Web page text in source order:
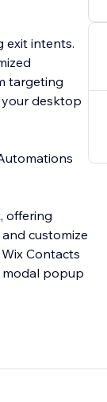
exit intents.
targeting
offering